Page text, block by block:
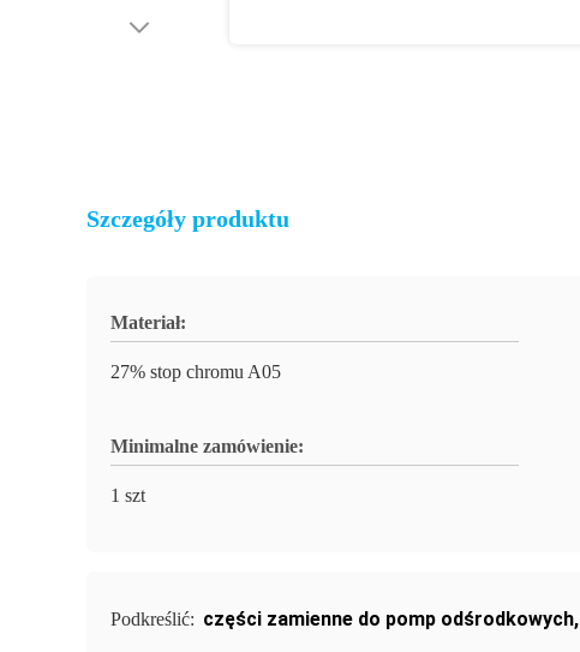
Szczegóły produktu
Materiał:
27% stop chromu A05
Minimalne zamówienie:
1 szt
Podkreślić: części zamienne do pomp odśrodkowych,